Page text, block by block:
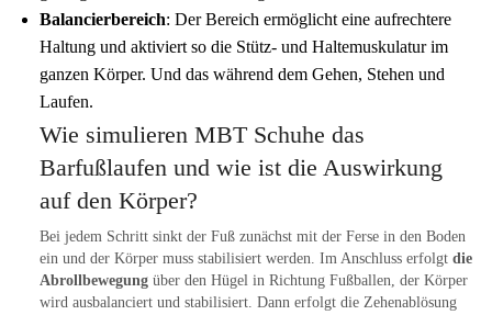
Balancierbereich: Der Bereich ermöglicht eine aufrechtere
Haltung und aktiviert so die Stütz- und Haltemuskulatur im
ganzen Körper. Und das während dem Gehen, Stehen und
Laufen.
Wie simulieren MBT Schuhe das
Barfußlaufen und wie ist die Auswirkung
auf den Körper?
Bei jedem Schritt sinkt der Fuß zunächst mit der Ferse in den Boden
ein und der Körper muss stabilisiert werden. Im Anschluss erfolgt die
Abrollbewegungüber den Hügel in Richtung Fußballen, der Körper
wird ausbalanciert und stabilisiert. Dann erfolgt die Zehenablösung